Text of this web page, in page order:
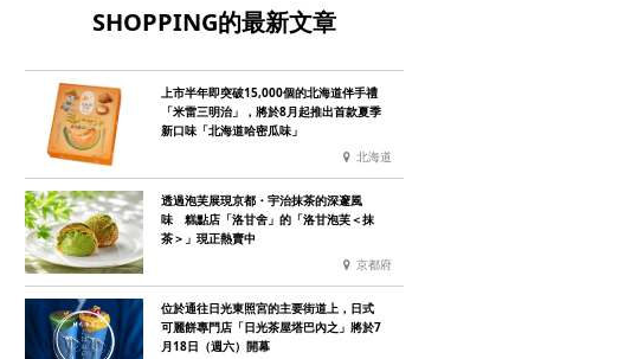
SHOPPING的最新文章
上市半年即突破15,000個的北海道伴手禮
「米雷三明治」，將於8月起推出首款夏季
新口味「北海道哈密瓜味」
北海道
透過泡芙展現京都・宇治抹茶的深邃風
味 糕點店「洛甘舍」的「洛甘泡芙＜抹
茶＞」現正熱賣中
京都府
位於通往日光東照宮的主要街道上，日式
可麗餅專門店「日光茶屋塔巴內之」將於7
月18日（週六）開幕